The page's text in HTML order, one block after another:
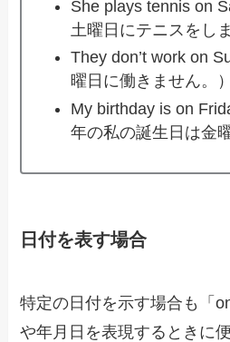
She plays tennis on
土曜日にテニスをし
They don’t work on
曜日に働きません。）
My birthday is on
年の私の誕生日は金
日付を表す場合
特定の日付を示す場合も「
や年月日を表現するときに便